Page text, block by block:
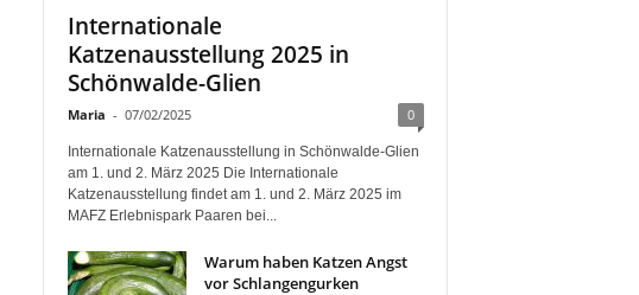
Internationale
Katzenausstellung 2025 in
Schönwalde-Glien
Maria - 07/02/2025 0
Internationale Katzenausstellung in Schönwalde-Glien
am 1. und 2. März 2025 Die Internationale
Katzenausstellung findet am 1. und 2. März 2025 im
MAFZ Erlebnispark Paaren bei...
Warum haben Katzen Angst
vor Schlangengurken